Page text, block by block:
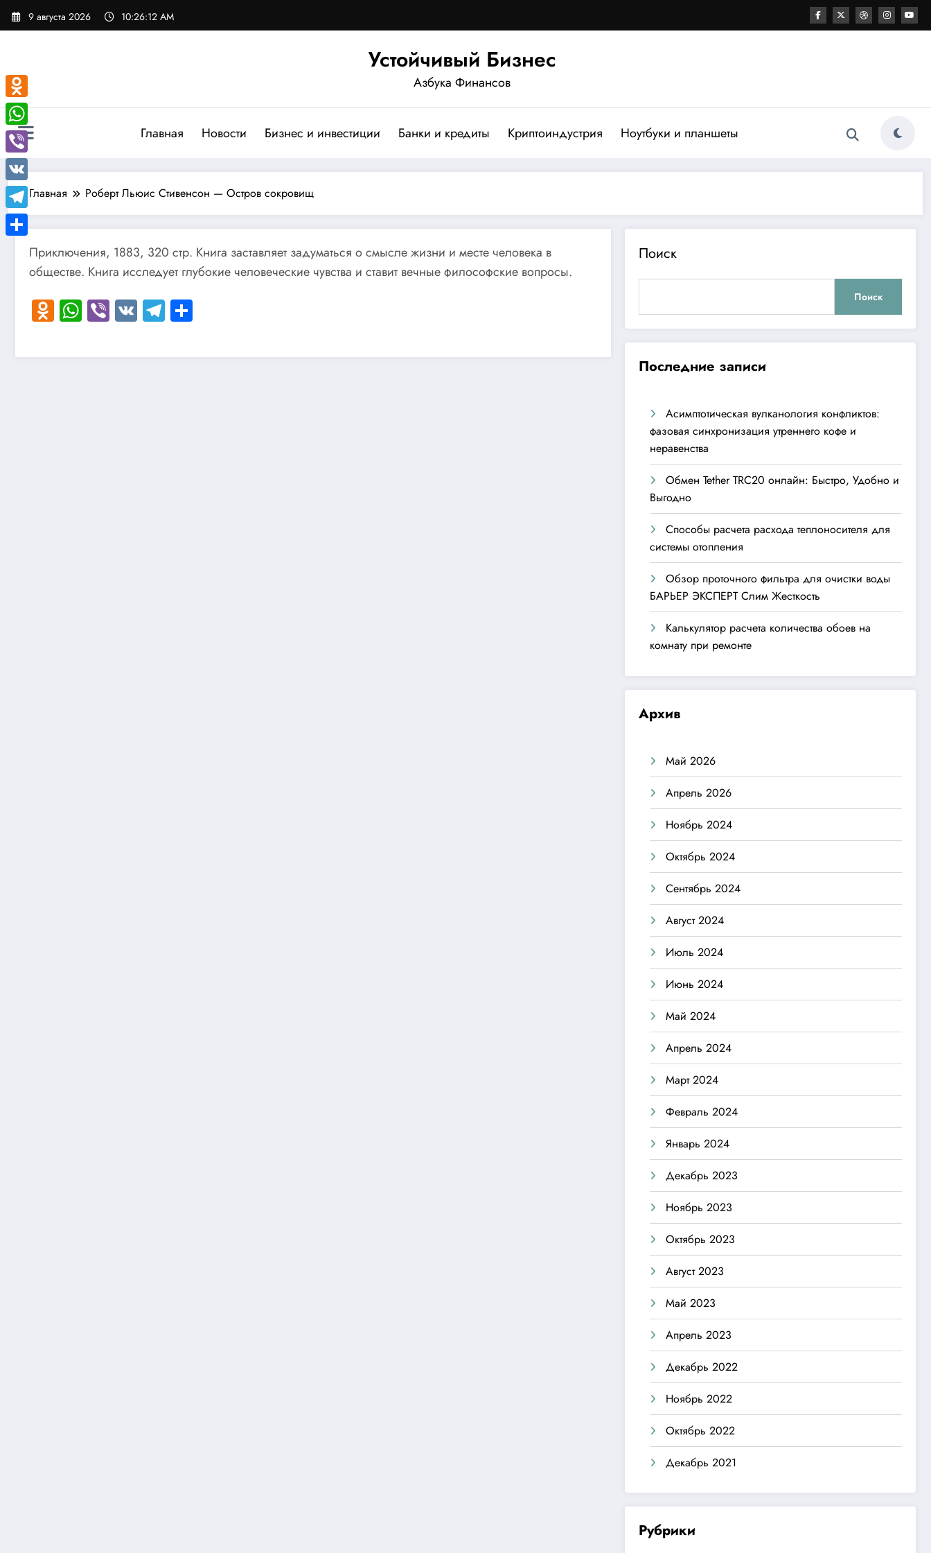
Перейти
9 августа 2026 10:26:13 AM
Устойчивый Бизнес
Азбука Финансов
Главная Новости Бизнес и инвестиции Банки и кредиты Криптоиндустрия Ноутбуки и планшеты
Главная Роберт Льюис Стивенсон — Остров сокровищ
Приключения, 1883, 320 стр. Книга заставляет задуматься о смысле жизни и месте человека в
обществе. Книга исследует глубокие человеческие чувства и ставит вечные философские вопросы.
Odnoklassniki
WhatsApp
Viber
VKTelegram
Поиск
Поиск
Последние записи
Асимптотическая вулканология конфликтов:
фазовая синхронизация утреннего кофе и
неравенства
Обмен Tether TRC20 онлайн: Быстро, Удобно и
Выгодно
Способы расчета расхода теплоносителя для
системы отопления
Обзор проточного фильтра для очистки воды
БАРЬЕР ЭКСПЕРТ Слим Жесткость
Калькулятор расчета количества обоев на
комнату при ремонте
Архив
Май 2026
Апрель 2026
Ноябрь 2024
Октябрь 2024
Сентябрь 2024
Август 2024
Июль 2024
Июнь 2024
Май 2024
Апрель 2024
Март 2024
Февраль 2024
Январь 2024
Декабрь 2023
Ноябрь 2023
Октябрь 2023
Август 2023
Май 2023
Апрель 2023
Декабрь 2022
Ноябрь 2022
Октябрь 2022
Декабрь 2021
Рубрики
Odnoklassniki
WhatsApp
Viber
VK
Telegram
Отправить